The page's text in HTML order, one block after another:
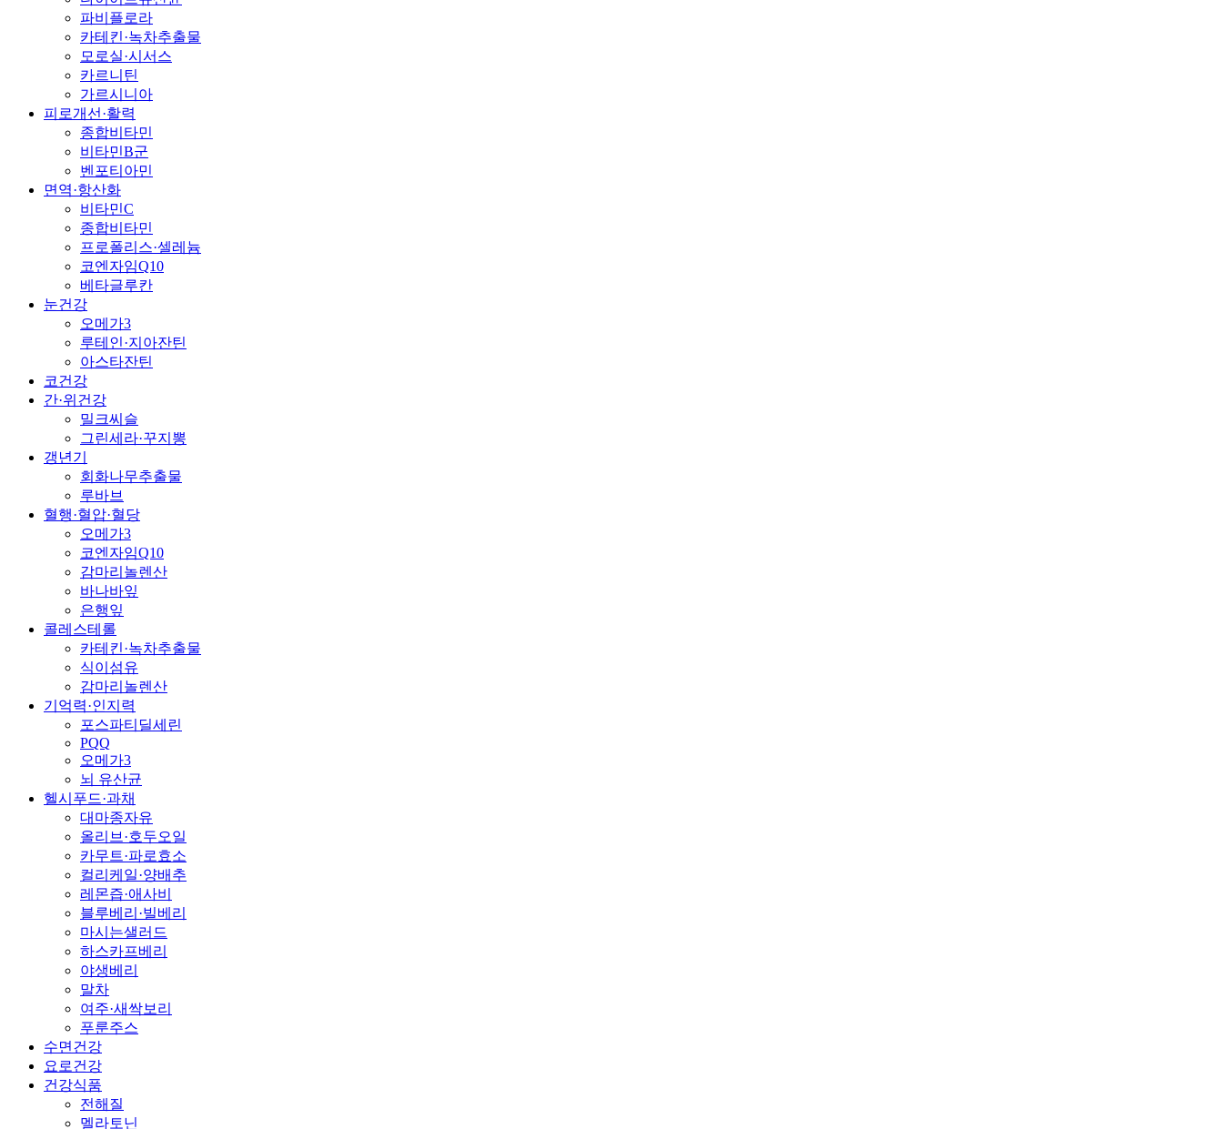
파비플로라
카테킨·녹차추출물
모로실·시서스
카르니틴
가르시니아
피로개선·활력
종합비타민
비타민B군
벤포티아민
면역·항산화
비타민C
종합비타민
프로폴리스·셀레늄
코엔자임Q10
베타글루칸
눈건강
오메가3
루테인·지아잔틴
아스타잔틴
코건강
간·위건강
밀크씨슬
그린세라·꾸지뽕
갱년기
회화나무추출물
루바브
혈행·혈압·혈당
오메가3
코엔자임Q10
감마리놀렌산
바나바잎
은행잎
콜레스테롤
카테킨·녹차추출물
식이섬유
감마리놀렌산
기억력·인지력
포스파티딜세린
PQQ
오메가3
뇌 유산균
헬시푸드·과채
대마종자유
올리브·호두오일
카무트·파로효소
컬리케일·양배추
레몬즙·애사비
블루베리·빌베리
마시는샐러드
하스카프베리
야생베리
말차
여주·새싹보리
푸룬주스
수면건강
요로건강
건강식품
전해질
멜라토닌